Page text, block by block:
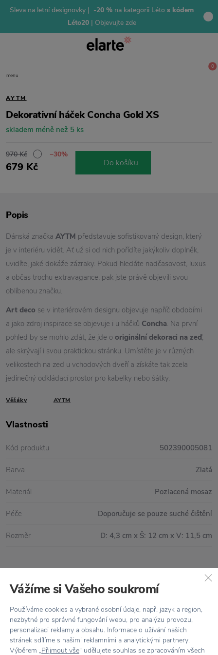
Sleva na letní designovky | -20 % na kategorii Léto s kódem
Léto20 | Objevujte zde
menu
0
AYTM
Dekorativní háček Concha Gold XS
skladem méně než 5 ks
970 Kč −30%
679 Kč Do košíku
Vrácení zbožído 30 dnů
7500+ produktůna výběr
Popis
Dánská značka AYTM představuje sofistikovaný design, který
je v interiéru vidět. Ať už si od nich pořídíte jakýkoliv doplněk,
uvidíte, jaké dokáže zázraky. Pokud hledáte nadčasovost, luxus
a občas trochu extravagance, pak jste právě objevili svou
oblíbenou značku.
Art deco se v interiérovém designu objevuje napříč obdobími
a jako zdroj inspirace se objevuje i u háčků Concha. Na první
pohled by se mohlo zdát, že jde o originální dekoraci na zeď,
ale skrývají i svou praktickou stránku. Umístěte je v různých
velikostech na zeď u vchodových dveří a získáte tak zcela
jedinečný odkládací prostor pro kabelky nebo šátky.
Věšáky AYTM
Vlastnosti
Kód produktu 502390005081
Barva Zlatá
Materiál Pozlacená mosaz
Péče Doporučuje se pouze suché čištění
Rozměr D: 4,3 cm x Š: 12 cm x V: 11,5 cm
Vážíme si Vašeho soukromí
Používáme cookies a vybrané osobní údaje, např. jazyk a region,
nezbytné pro správné fungování webu, pro analýzu provozu,
personalizaci reklamy a obsahu. Informace o užívání našich
stránek sdílíme s našimi reklamními a analytickými partnery.
Výběrem „Přijmout vše“ udělujete souhlas se zpracováním všech